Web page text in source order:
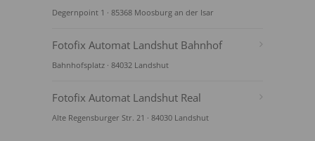
Degernpoint 1 · 85368 Moosburg an der Isar
Fotofix Automat Landshut Bahnhof
Bahnhofsplatz · 84032 Landshut
Fotofix Automat Landshut Real
Alte Regensburger Str. 21 · 84030 Landshut